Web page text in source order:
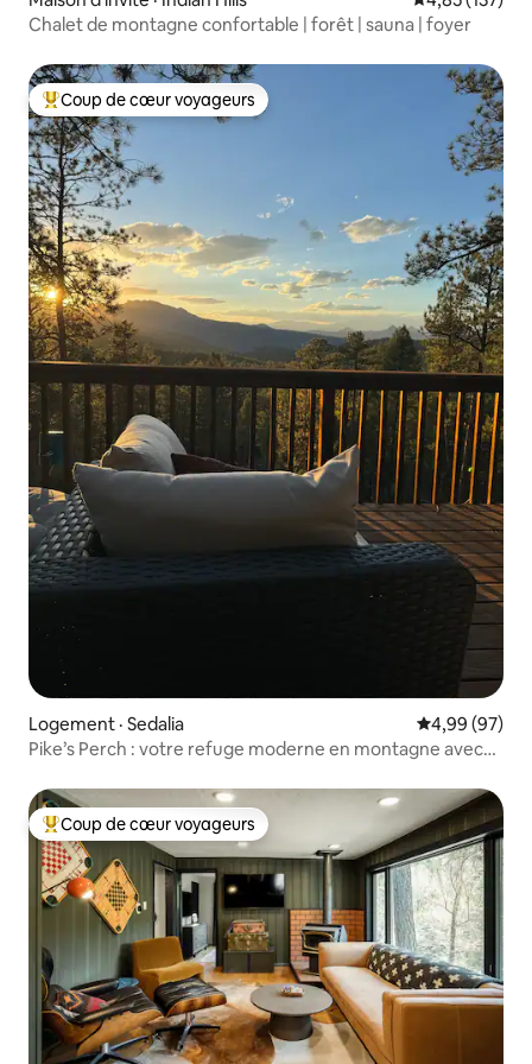
Chalet de montagne confortable | forêt | sauna | foyer
Coup de cœur voyageurs parmi les plus aimés
Coup de cœur voyageurs
Logement · Sedalia Note
4,99 (97)
Pike’s Perch : votre refuge moderne en montagne avec
Coup de cœur voyageurs parmi les plus aimés
Coup de cœur voyageurs